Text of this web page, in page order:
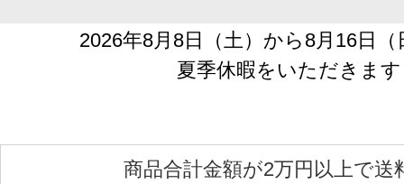
2026年8月8日（土）から8月16日
夏季休暇をいただきます
商品合計金額が2万円以上で送